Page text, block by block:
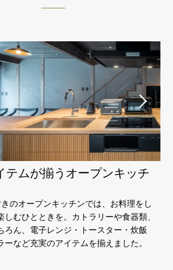
テムが揃うオープンキッチ
のオープンキッチンでは、お料理をし
しむひとときを。カトラリーや食器類、
ろん、電子レンジ・トースター・炊飯
ーなど充実のアイテムを揃えました。